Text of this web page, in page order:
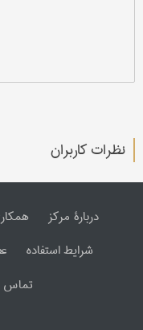
نظرات کاربران
دربارۀ مرکز
شرایط استفاده
تماس